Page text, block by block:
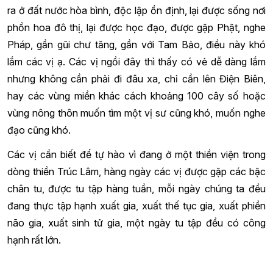
ra ở đất nước hòa bình, độc lập ổn định, lại được sống nơi
phồn hoa đô thị, lại được học đạo, được gặp Phật, nghe
Pháp, gần gũi chư tăng, gần với Tam Bảo, điều này khó
lắm các vị ạ. Các vị ngồi đây thì thấy có vẻ dễ dàng lắm
nhưng không cần phải đi đâu xa, chỉ cần lên Điện Biên,
hay các vùng miền khác cách khoảng 100 cây số hoặc
vùng nông thôn muốn tìm một vị sư cũng khó, muốn nghe
đạo cũng khó.
Các vị cần biết để tự hào vì đang ở một thiền viện trong
dòng thiền Trúc Lâm, hàng ngày các vị được gặp các bậc
chân tu, được tu tập hàng tuần, mỗi ngày chúng ta đều
đang thực tập hạnh xuất gia, xuất thế tục gia, xuất phiền
não gia, xuất sinh tử gia, một ngày tu tập đều có công
hạnh rất lớn.